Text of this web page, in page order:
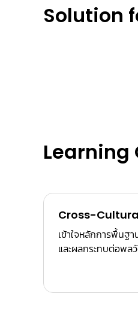
Solution
Learning
Cross-
เข้าใจหลักการพื้นฐ
และผลกระทบต่อพล